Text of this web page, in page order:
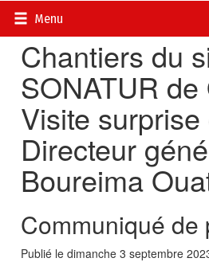
Menu
Accueil>
Chantiers du
SONATUR
Visite surprise
Directeur
Boureima
Communiqué de
Publié le dimanche 3 septembre